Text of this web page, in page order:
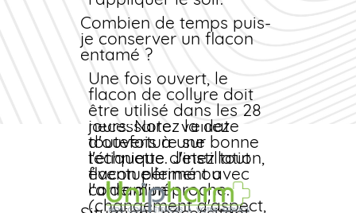
discuté avec un
pédiatre
ophtalmologiste.
Personnes âgées :
Aucun ajustement
posologique n'est
nécessaire. Veillez
toutefois à une bonne
technique d'instillation,
éventuellement avec
l'aide d'un proche.
Combien de temps puis-
je conserver un flacon
entamé ?
Une fois ouvert, le
flacon de collyre doit
être utilisé dans les 28
jours. Notez la date
d'ouverture sur
l'étiquette. Jetez tout
flacon périmé ou
contaminé
(changement d'aspect,